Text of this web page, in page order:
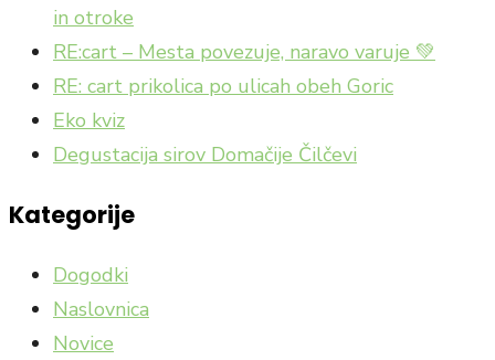
in otroke
RE:cart – Mesta povezuje, naravo varuje 💚
RE: cart prikolica po ulicah obeh Goric
Eko kviz
Degustacija sirov Domačije Čilčevi
Kategorije
Dogodki
Naslovnica
Novice